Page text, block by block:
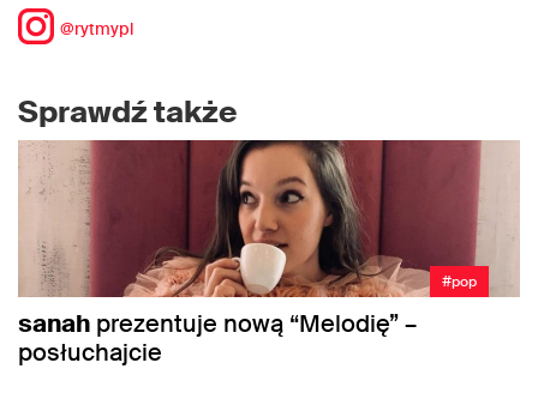
@rytmypl
Sprawdź także
#pop
sanah prezentuje nową “Melodię” –
posłuchajcie